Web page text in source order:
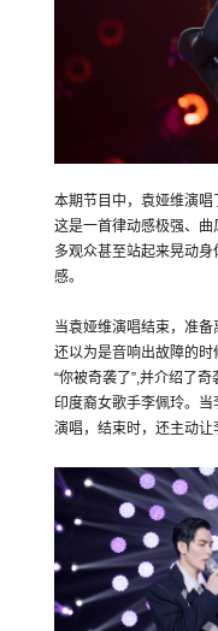
本期节目中，袁娅维演唱
这是一首律动感极强、
多观众甚至站起来晃动
感。
当袁娅维演唱结束，准
还以为是音响出故障的时
“你被奇袭了”,并介绍了
印度裔女歌手李佩玲。
演唱，结束时，还主动让